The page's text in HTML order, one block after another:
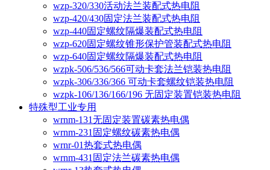
wzp-320/330活动法兰装配式热电阻
wzp-420/430固定法兰装配式热电阻
wzp-440固定螺纹隔爆装配式热电阻
wzp-620固定螺纹锥形保护管装配式热电阻
wzp-640固定螺纹隔爆装配式热电阻
wzpk-506/536/566可动卡套法兰铠装热电阻
wzpk-306/336/366 可动卡套螺纹铠装热电阻
wzpk-106/136/166/196 无固定装置铠装热电阻
特殊型工业专用
wrnm-131无固定装置碳素热电偶
wrnm-231固定螺纹碳素热电偶
wrnr-01热套式热电偶
wrnm-431固定法兰碳素热电偶